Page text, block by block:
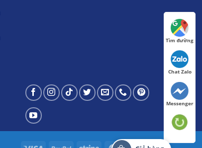
Tìm đường
Chat Zalo
Messenger